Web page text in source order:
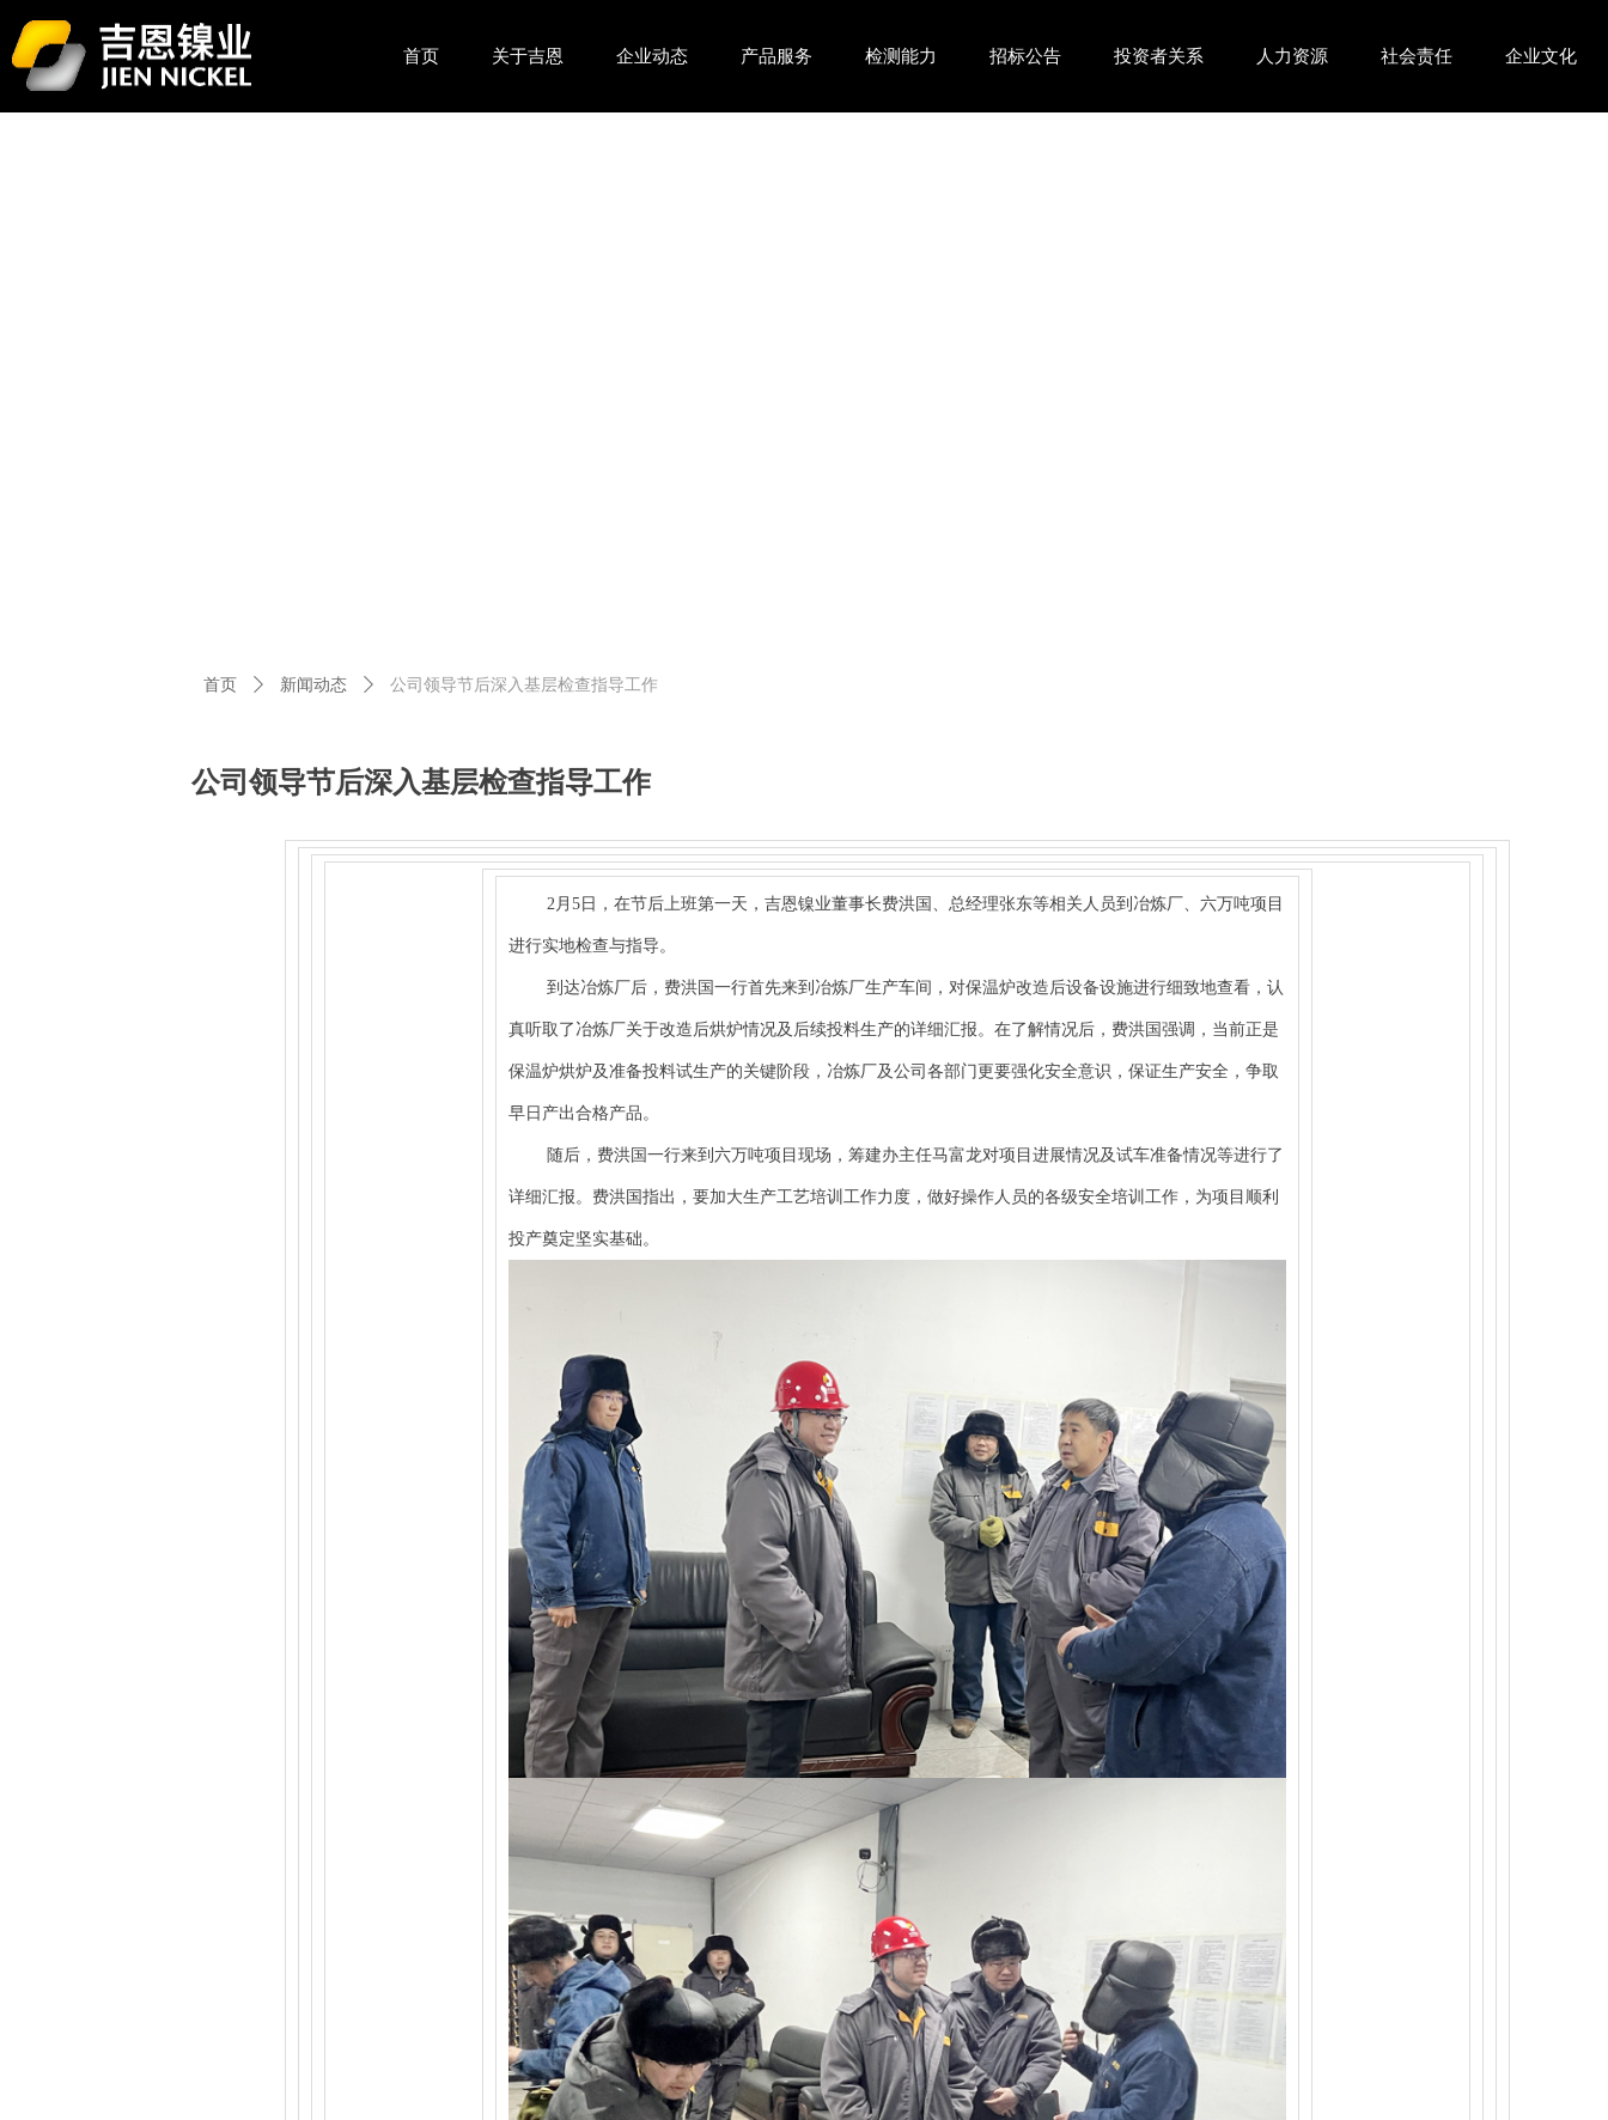
首页 关于吉恩 企业动态 产品服务 检测能力 招标公告 投资者关系 人力资源 社会责任 企业文化
公司领导节后深入基层检查指导工作
2月5日，在节后上班第一天，吉恩镍业董事长费洪国、总经理张东等相关人员到冶炼厂、六万吨项目
进行实地检查与指导。
到达冶炼厂后，费洪国一行首先来到冶炼厂生产车间，对保温炉改造后设备设施进行细致地查看，认
真听取了冶炼厂关于改造后烘炉情况及后续投料生产的详细汇报。在了解情况后，费洪国强调，当前正是
保温炉烘炉及准备投料试生产的关键阶段，冶炼厂及公司各部门更要强化安全意识，保证生产安全，争取
早日产出合格产品。
随后，费洪国一行来到六万吨项目现场，筹建办主任马富龙对项目进展情况及试车准备情况等进行了
详细汇报。费洪国指出，要加大生产工艺培训工作力度，做好操作人员的各级安全培训工作，为项目顺利
投产奠定坚实基础。
首页 ꄲ 新闻动态 ꄲ 公司领导节后深入基层检查指导工作